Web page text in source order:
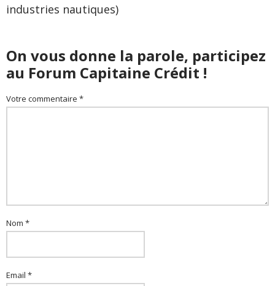
industries nautiques)
On vous donne la parole, participez
au Forum Capitaine Crédit !
Votre commentaire *
Nom *
Email *